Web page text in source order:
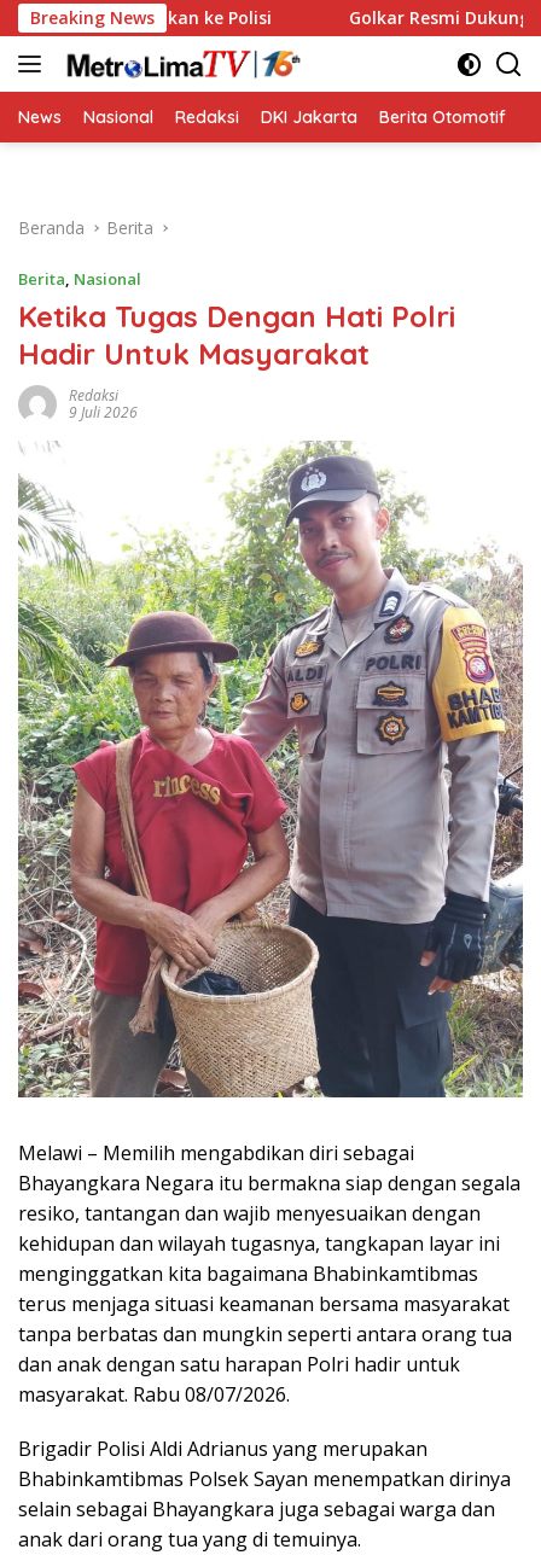
Langsung
ke
konten
Breaking News
ke Polisi Golkar Resmi Dukung Prabowo
News Nasional Redaksi DKI Jakarta Berita Otomotif
Beranda Berita
Berita, Nasional
Ketika Tugas Dengan Hati Polri
Hadir Untuk Masyarakat
Redaksi
9 Juli 2026
Melawi – Memilih mengabdikan diri sebagai
Bhayangkara Negara itu bermakna siap dengan segala
resiko, tantangan dan wajib menyesuaikan dengan
kehidupan dan wilayah tugasnya, tangkapan layar ini
menginggatkan kita bagaimana Bhabinkamtibmas
terus menjaga situasi keamanan bersama masyarakat
tanpa berbatas dan mungkin seperti antara orang tua
dan anak dengan satu harapan Polri hadir untuk
masyarakat. Rabu 08/07/2026.
Brigadir Polisi Aldi Adrianus yang merupakan
Bhabinkamtibmas Polsek Sayan menempatkan dirinya
selain sebagai Bhayangkara juga sebagai warga dan
anak dari orang tua yang di temuinya.